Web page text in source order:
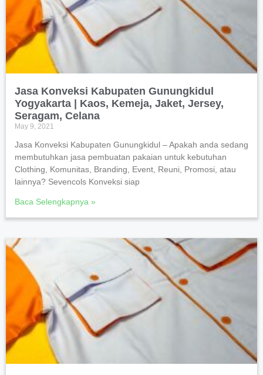
Jasa Konveksi Kabupaten Gunungkidul
Yogyakarta | Kaos, Kemeja, Jaket, Jersey,
Seragam, Celana
May 9, 2021
Jasa Konveksi Kabupaten Gunungkidul – Apakah anda sedang
membutuhkan jasa pembuatan pakaian untuk kebutuhan
Clothing, Komunitas, Branding, Event, Reuni, Promosi, atau
lainnya? Sevencols Konveksi siap
Baca Selengkapnya »